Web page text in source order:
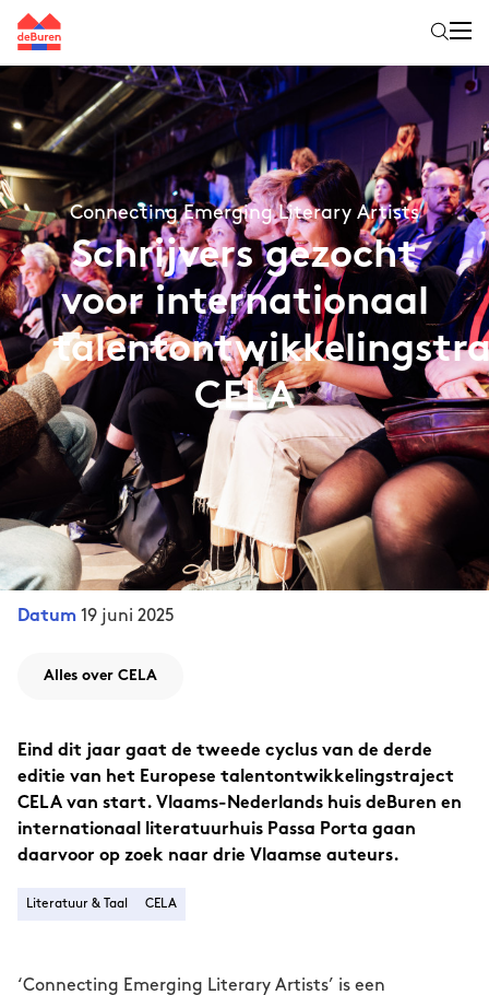
Connecting Emerging Literary Artists
Schrijvers gezocht
voor internationaal
CELA
Datum 19 juni 2025
Alles over CELA
Eind dit jaar gaat de tweede cyclus van de derde
editie van het Europese talentontwikkelingstraject
CELA van start. Vlaams-Nederlands huis deBuren en
internationaal literatuurhuis Passa Porta gaan
daarvoor op zoek naar drie Vlaamse auteurs.
Literatuur & Taal CELA
‘Connecting Emerging Literary Artists’ is een